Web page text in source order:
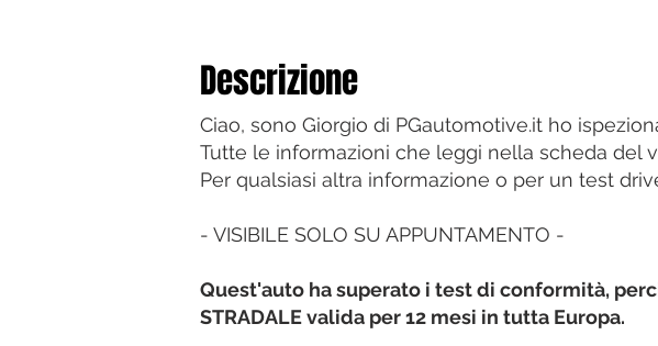
Descrizione
Ciao, sono Giorgio di PGautomotive.it ho
Tutte le informazioni che leggi nella scheda del
Per qualsiasi altra informazione o per un test
- VISIBILE SOLO SU APPUNTAMENTO -
Quest'auto ha superato i test di conformità,
STRADALE valida per 12 mesi in tutta Europa.